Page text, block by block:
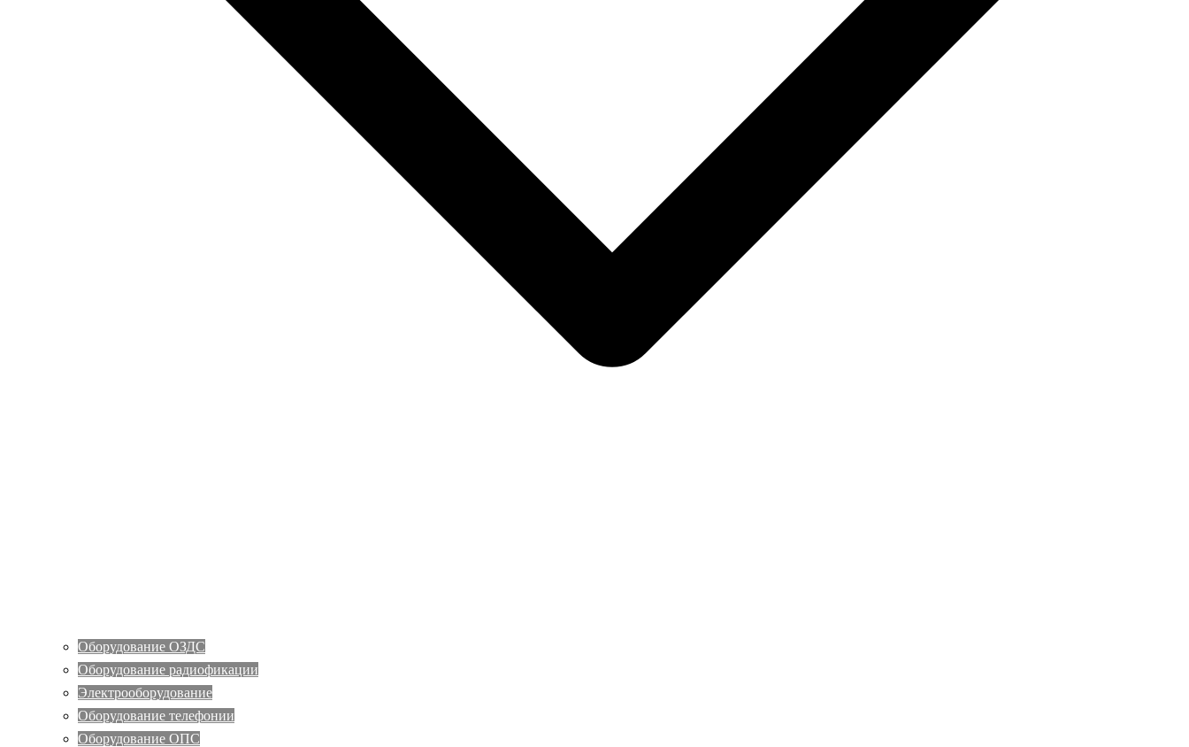
Оборудование ОЗДС
Оборудование радиофикации
Электрооборудование
Оборудование телефонии
Оборудование ОПС